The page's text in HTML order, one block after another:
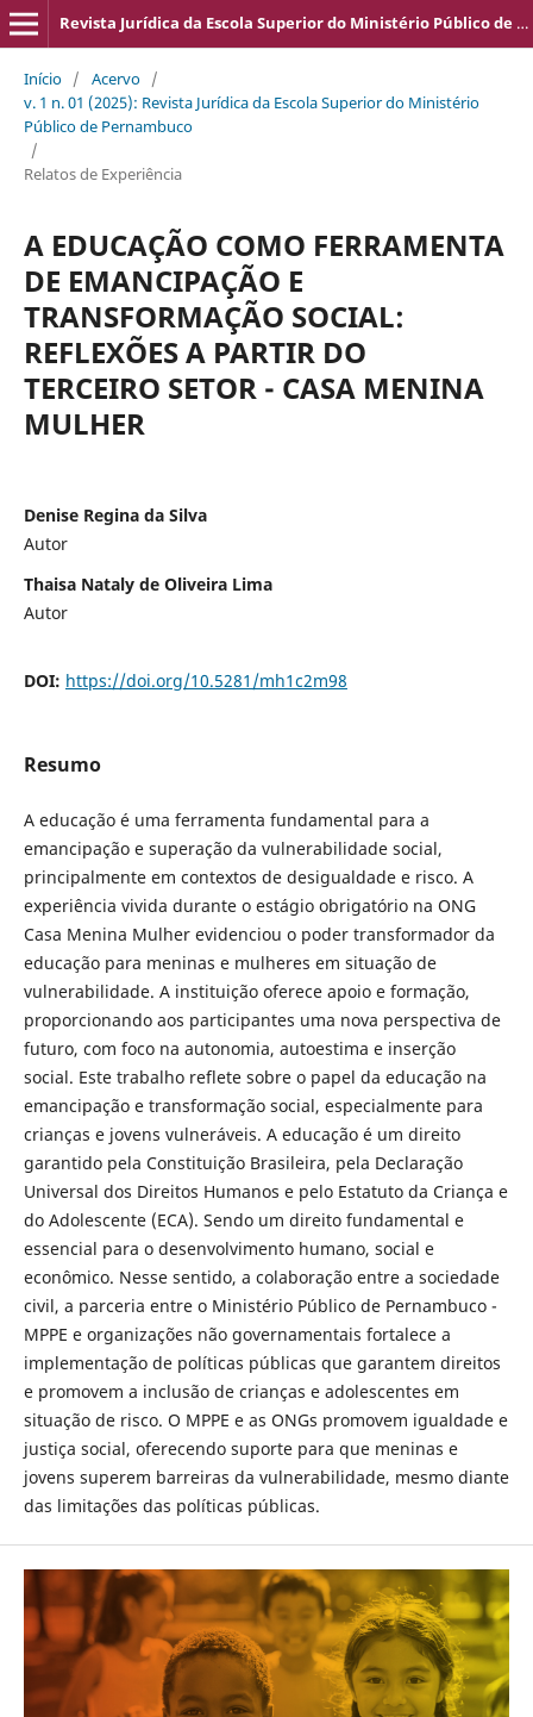
Revista Jurídica da Escola Superior do Ministério Público de Pernambuco
Início / Acervo /
v. 1 n. 01 (2025): Revista Jurídica da Escola Superior do Ministério
Público de Pernambuco
/
Relatos de Experiência
A EDUCAÇÃO COMO FERRAMENTA
DE EMANCIPAÇÃO E
TRANSFORMAÇÃO SOCIAL:
REFLEXÕES A PARTIR DO
TERCEIRO SETOR - CASA MENINA
MULHER
Denise Regina da Silva
Autor
Thaisa Nataly de Oliveira Lima
Autor
DOI: https://doi.org/10.5281/mh1c2m98
Resumo
A educação é uma ferramenta fundamental para a
emancipação e superação da vulnerabilidade social,
principalmente em contextos de desigualdade e risco. A
experiência vivida durante o estágio obrigatório na ONG
Casa Menina Mulher evidenciou o poder transformador da
educação para meninas e mulheres em situação de
vulnerabilidade. A instituição oferece apoio e formação,
proporcionando aos participantes uma nova perspectiva de
futuro, com foco na autonomia, autoestima e inserção
social. Este trabalho reflete sobre o papel da educação na
emancipação e transformação social, especialmente para
crianças e jovens vulneráveis. A educação é um direito
garantido pela Constituição Brasileira, pela Declaração
Universal dos Direitos Humanos e pelo Estatuto da Criança e
do Adolescente (ECA). Sendo um direito fundamental e
essencial para o desenvolvimento humano, social e
econômico. Nesse sentido, a colaboração entre a sociedade
civil, a parceria entre o Ministério Público de Pernambuco -
MPPE e organizações não governamentais fortalece a
implementação de políticas públicas que garantem direitos
e promovem a inclusão de crianças e adolescentes em
situação de risco. O MPPE e as ONGs promovem igualdade e
justiça social, oferecendo suporte para que meninas e
jovens superem barreiras da vulnerabilidade, mesmo diante
das limitações das políticas públicas.